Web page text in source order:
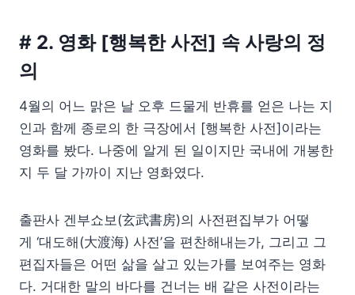
# 2. 영화 [행복한 사전] 속 사랑의 정
의
4월의 어느 맑은 날 오후 드물게 반휴를 얻은 나는 지
인과 함께 종로의 한 극장에서 [행복한 사전]이라는
영화를 봤다. 나중에 알게 된 일이지만 국내에 개봉한
지 두 달 가까이 지난 영화였다.
출판사 겐부쇼보(玄武書房)의 사전편집부가 어떻
게 ‘대도해(大渡海) 사전’을 편찬해내는가, 그리고 그
편집자들은 어떤 삶을 살고 있는가를 보여주는 영화
다. 거대한 말의 바다를 건너는 배 같은 사전이라는